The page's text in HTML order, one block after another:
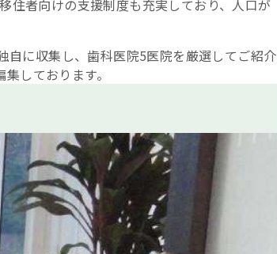
住者向けの支援制度も充実しており、人口が
自に収集し、歯科医院5医院を厳選してご紹介
しております。